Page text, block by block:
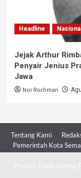
Headline Nasional
Jejak Arthur
Penyair Jenius
Jawa
Nor Rochman
Tentang Kami
Pemerintah Kota